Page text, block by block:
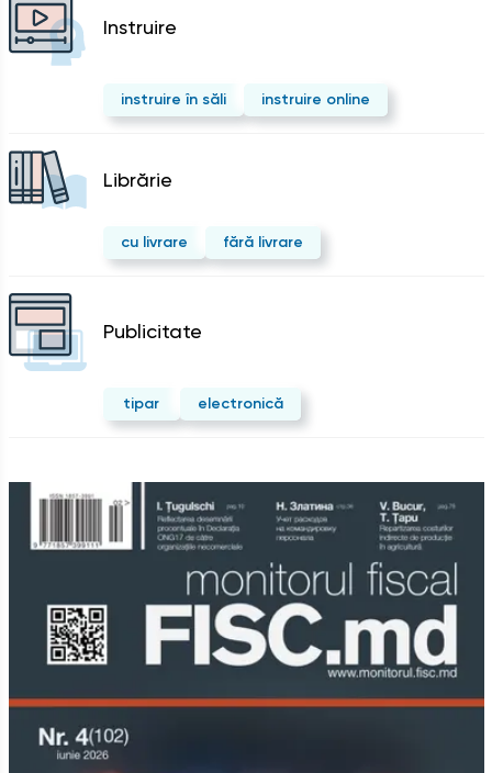
Instruire
instruire în săli instruire online
Librărie
cu livrare fără livrare
Publicitate
tipar electronică